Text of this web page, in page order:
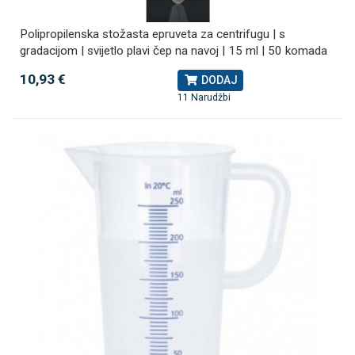
Polipropilenska stožasta epruveta za centrifugu | s
gradacijom | svijetlo plavi čep na navoj | 15 ml | 50 komada
10,93 € DODAJ
11 Narudžbi